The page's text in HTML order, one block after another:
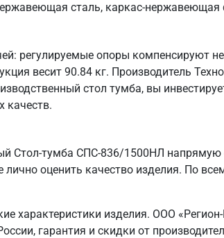
сталь, каркас-нержавеющая
регулируемые опоры компенсируют
весит 90.84 кг. Производитель
стол тумба, вы
качеств.
Стол-тумба СПС-836/1500НЛ напрямую
оценить качество изделия. По
характеристики изделия. ООО
гарантия и скидки от